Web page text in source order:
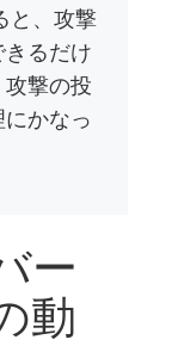
と、攻撃
るだけ
撃の投
かなっ
ー
動